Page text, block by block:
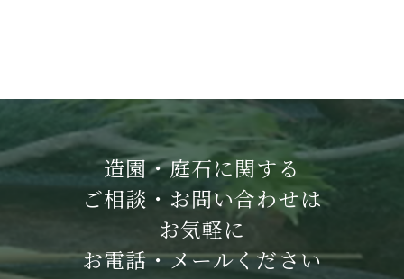
造園・庭石に関する
ご相談・お問い合わせは
お気軽に
お電話・メールください